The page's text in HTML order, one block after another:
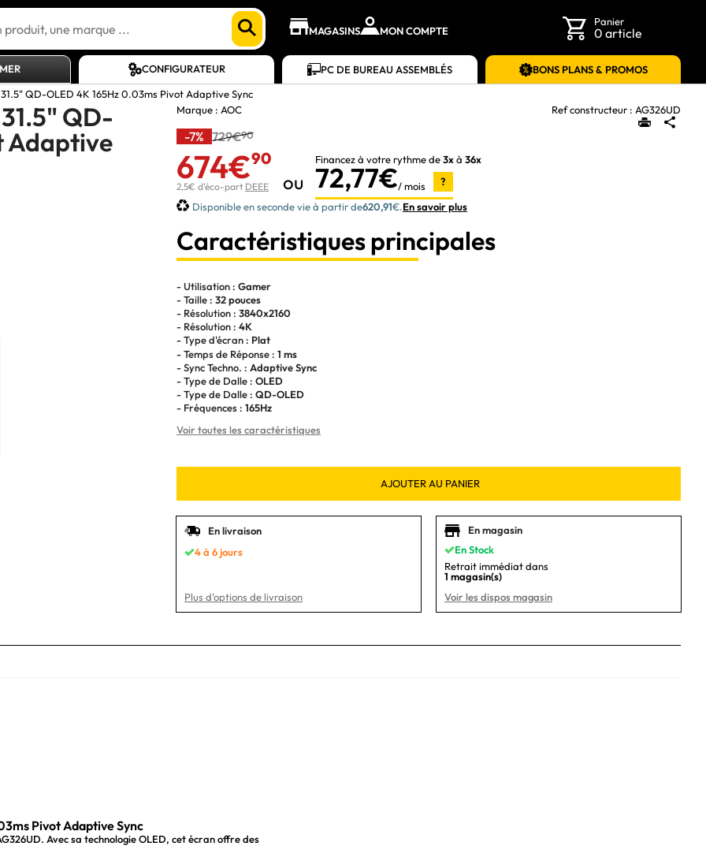
MAGASINS MON COMPTE
Panier
0 article
CONFIGURATEUR PC DE BUREAU ASSEMBLÉS
BONS PLANS & PROMOS
31.5" QD-OLED 4K 165Hz 0.03ms Pivot Adaptive Sync
QD-
Adaptive
Marque : AOC Ref constructeur : AG326UD
-7% 729€90
674€90
2,5€ d'éco-part DEEE ou
Financez à votre rythme de3xà 36x
72,77€/ mois
?
Disponible en seconde vie à partir de620,91€.En savoir plus
Caractéristiques principales
- Utilisation : Gamer
- Taille : 32 pouces
- Résolution : 3840x2160
- Résolution : 4K
- Type d'écran : Plat
- Temps de Réponse : 1 ms
- Sync Techno. : Adaptive Sync
- Type de Dalle : OLED
- Type de Dalle : QD-OLED
- Fréquences : 165Hz
Voir toutes les caractéristiques
AJOUTER AU PANIER
En livraison
4 à 6 jours
Plus d'options de livraison
En magasin
En Stock
Retrait immédiat dans
1 magasin(s)
Voir les dispos magasin
Pivot Adaptive Sync
Avec sa technologie OLED, cet écran offre des